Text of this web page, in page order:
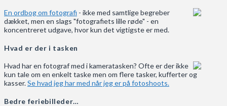
En ordbog om fotografi - ikke med samtlige begreber
dækket, men en slags "fotografiets lille røde" - en
koncentreret udgave, hvor kun det vigtigste er med.
Hvad er der i tasken
Hvad har en fotograf med i kameratasken? Ofte er der ikke
kun tale om en enkelt taske men om flere tasker, kufferter og
kasser.Se hvad jeg har med når jeg er på fotoshoots.
Bedre feriebilleder…